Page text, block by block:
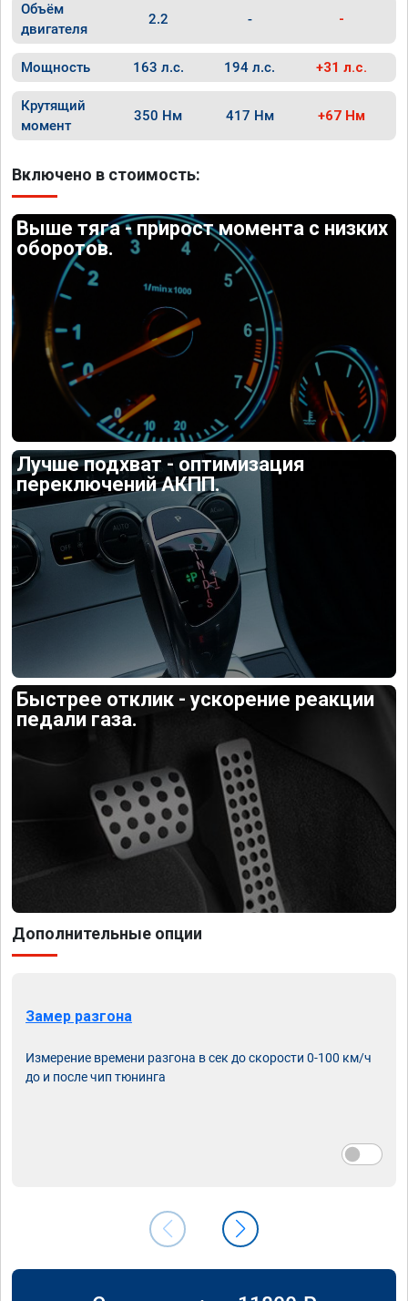
Объём
двигателя
2.2 - -
Мощность 163 л.с. 194 л.с. +31 л.с.
Крутящий
момент
350 Нм 417 Нм +67 Нм
Включено в стоимость:
Выше тяга - прирост момента с низких
оборотов.
Лучше подхват - оптимизация
переключений АКПП.
Быстрее отклик - ускорение реакции
педали газа.
Дополнительные опции
Замер разгона
Измерение времени разгона в сек до скорости 0-100 км/ч
до и после чип тюнинга